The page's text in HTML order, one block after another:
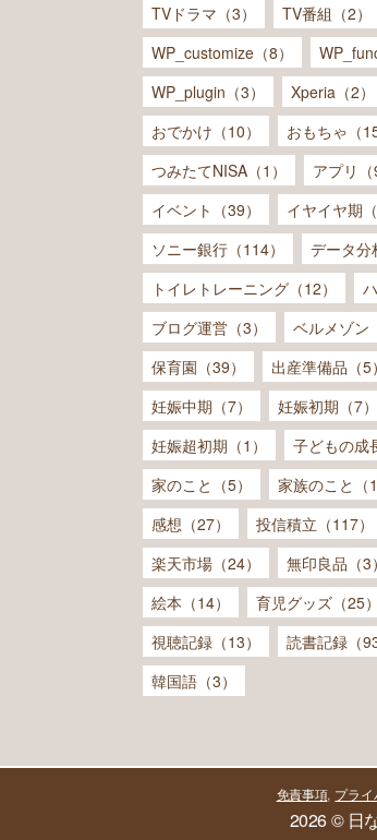
TVドラマ（3）
TV番組（2）
WP_customize（8）
WP_plugin（3）
Xperia（2）
おでかけ（10）
おもちゃ（15
つみたてNISA（1）
アプリ（
イベント（39）
イヤイヤ期（
ソニー銀行（114）
データ分
トイレトレーニング（12）
ブログ運営（3）
ベルメゾン
保育園（39）
出産準備品（5）
妊娠中期（7）
妊娠初期（7）
妊娠超初期（1）
子どもの成
家のこと（5）
家族のこと（
感想（27）
投信積立（117）
楽天市場（24）
無印良品（3）
絵本（14）
育児グッズ（25）
視聴記録（13）
読書記録（93
韓国語（3）
免責事項 プラ
2026 © 日